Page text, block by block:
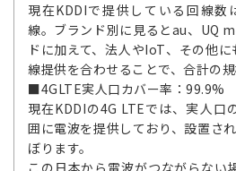
現在KDDIで提供している回線数
線。ブランド別に見るとau、UQ
ドに加えて、法人やIoT、その他
線提供を合わせることで、合計の規
■4GLTE実人口カバー率：99.9%
現在KDDIの4G LTEでは、実人口
囲に電波を提供しており、設置さ
ぼります。
この日本から電波がつながらない